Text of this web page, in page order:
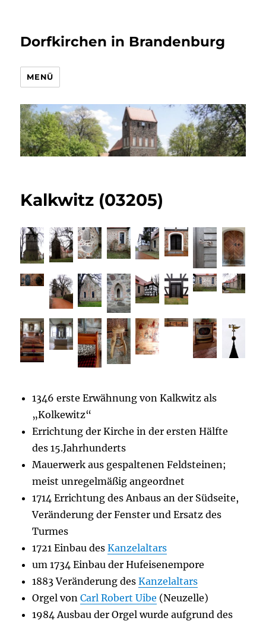
Dorfkirchen in Brandenburg
MENÜ
Kalkwitz (03205)
1346 erste Erwähnung von Kalkwitz als
„Kolkewitz“
Errichtung der Kirche in der ersten Hälfte
des 15.Jahrhunderts
Mauerwerk aus gespaltenen Feldsteinen;
meist unregelmäßig angeordnet
1714 Errichtung des Anbaus an der Südseite,
Veränderung der Fenster und Ersatz des
Turmes
1721 Einbau desKanzelaltars
um 1734 Einbau der Hufeisenempore
1883 Veränderung desKanzelaltars
Orgel vonCarl Robert Uibe (Neuzelle)
1984 Ausbau der Orgel wurde aufgrund des